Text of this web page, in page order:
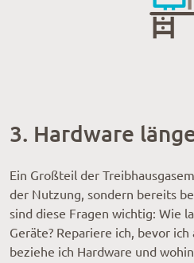
3. Hardware
Ein Großteil der
der Nutzung, sondern bereits
sind diese Fragen wichtig: Wie
Geräte? Repariere ich, bevor ich
beziehe ich Hardware und